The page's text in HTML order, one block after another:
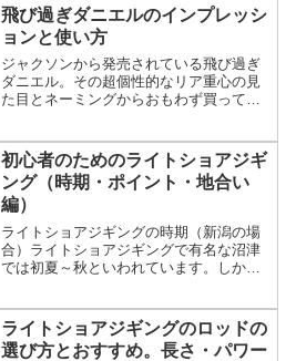
が鋭い魚にはシャンクが長いフックを選
んでみたり。車で言うマニ...
飛び過ぎダニエルのインプレッシ
ョンと使い方
ジャクソンから発売されている飛び過ぎ
ダニエル。その超個性的なリア重心の見
た目とネーミングからおもわず買ってし
セがあるジグで使い方に難があると思わ
れる方もいるかもしれま...
初心者のためのライトショアジギ
ング（時期・ポイント・地合い
編）
ライトショアジギングの時期（新潟の場
合）ライトショアジギングで有名な沼津
では初夏～秋といわれています。しか
りイナダが釣れだします。東港のボート
サワラは有名ですし、釣...
ライトショアジギングのロッドの
選び方とおすすめ。長さ・パワー